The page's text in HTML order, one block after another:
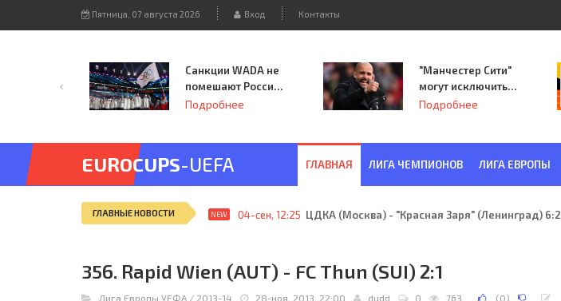
Пятница, 07 августа 2026 Вход Контакты
Санкции WADA не
помешают России
принять
Подробнее
"Манчестер Сити"
могут исключить
из Лиги
Подробнее
EUROCUPS-UEFA ГЛАВНАЯ ЛИГА ЧЕМПИОНОВ ЛИГА ЕВРОПЫ
ГЛАВНЫЕ НОВОСТИ NEW 04-сен, 12:25 ЦДКА (Москва) - "Красная Заря" (Ленинград) 6:2
356. Rapid Wien (AUT) - FC Thun (SUI) 2:1
Лига Европы УЕФА / 2013-14 28-ноя, 2013, 22:00 dudd 0 763 (0)